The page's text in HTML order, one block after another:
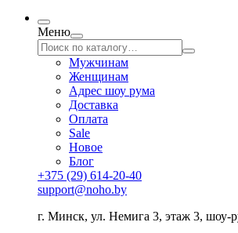
Меню
Мужчинам
Женщинам
Адрес шоу рума
Доставка
Оплата
Sale
Новое
Блог
+375 (29) 614-20-40
support@noho.by
г. Минск, ул. Немига 3, этаж 3, шоу-